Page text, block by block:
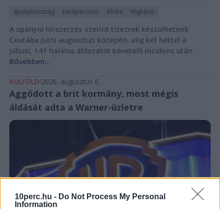
10perc.hu - Do Not Process My Personal
Information
Spanyolország Európai Unió Afrika Migráció
A spanyol hírszerzés szerint tízezrek készülhetnek
Ceutába jutni augusztus közepén, alig két héttel a
júliusi, 141 halálos áldozatot követelő incidens után.
Bővebben...
KÜLFÖLD 2026. augusztus 6.
Aggódott a brit kormány, most mégis
áldását adta a Warner-üzletre